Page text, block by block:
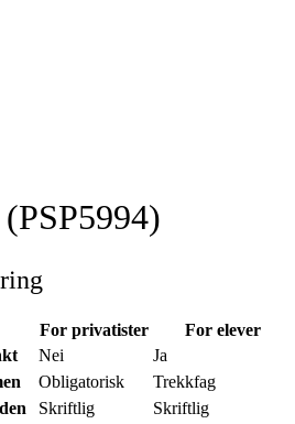
For privatister
For elever
Nei
Ja
Obligatorisk
Trekkfag
Skriftlig
Skriftlig